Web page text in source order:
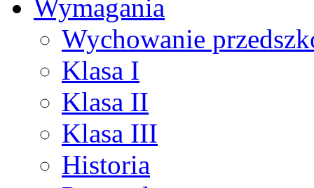
Wymagania
Wychowanie
Klasa I
Klasa II
Klasa III
Historia